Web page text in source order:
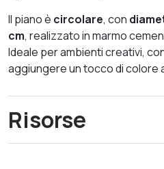
Il piano è circolare, con
cm, realizzato in marmo
Ideale per ambienti creativi,
aggiungere un tocco di colore
Risorse